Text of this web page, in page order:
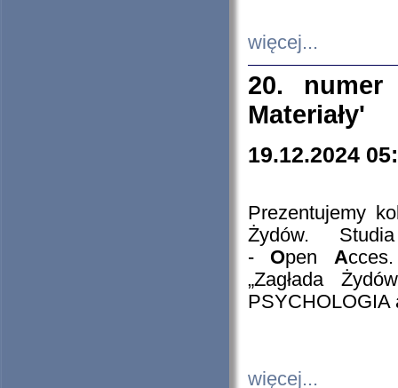
więcej...
20. numer
Materiały'
19.12.2024
Prezentujemy
Żydów.
- Open A
„Zagłada
PSYCHOLOGIA
więcej...